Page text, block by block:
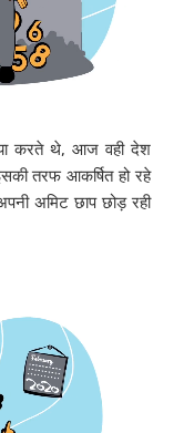
करते थे, आज वही देश
तरफ आकर्षित हो रहे
अमिट छाप छोड़ रही